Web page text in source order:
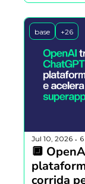
segurança.
base +26
Jul 10, 2026 •
🔲
corrida